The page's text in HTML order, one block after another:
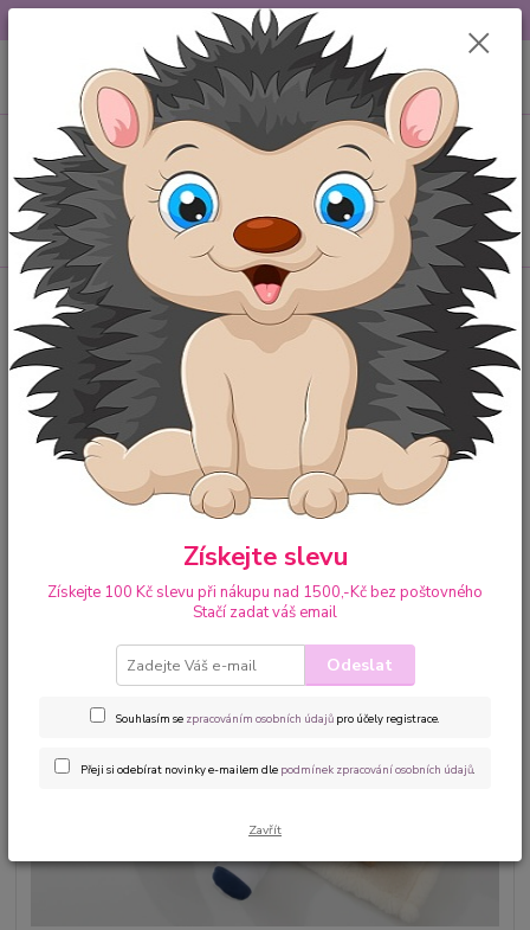
DOPRAVA OD 49,-Kč....VŠE SKLADEM.....
Menu
CZK
Hledat
+420 777259248
po-pá 6-18 hod
za 0,00 Kč
Úvod Originální overaly, dupačky
Originální overal Já jsem ten nejlepší
dárek 80
Originální overal Já jsem ten
nejlepší dárek 80
Získejte slevu
Získejte 100 Kč slevu při nákupu nad 1500,-Kč bez poštovného
Stačí zadat váš email
Odeslat
Souhlasím se zpracováním osobních údajů pro účely registrace.
Přeji si odebírat novinky e-mailem dle podmínek zpracování osobních údajů.
Zavřít